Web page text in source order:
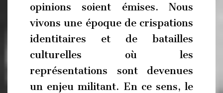
opinions soient émises. Nous
vivons une époque de crispations
identitaires et de batailles
culturelles où les
représentations sont devenues
un enjeu militant. En ce sens, le